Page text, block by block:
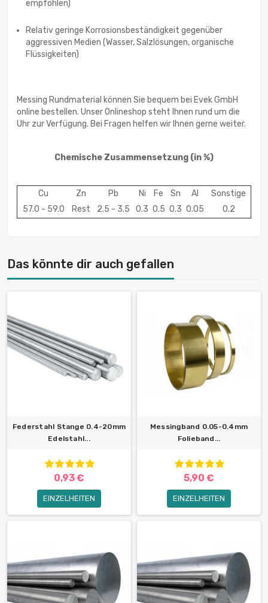
empfohlen)
Relativ geringe Korrosionsbeständigkeit gegenüber
aggressiven Medien (Wasser, Salzlösungen, organische
Flüssigkeiten)
Messing Rundmaterial können Sie bequem bei Evek GmbH
online bestellen. Unser Onlineshop steht Ihnen rund um die
Uhr zur Verfügung. Bei Fragen helfen wir Ihnen gerne weiter.
Chemische Zusammensetzung (in %)
Cu Zn Pb Ni Fe Sn Al
Sonstige
57.0 - 59.0
Rest 2.5 - 3.5 0.3 0.5 0.3 0.05 0.2
Das könnte dir auch gefallen
Federstahl Stange 0.4-20mm
Edelstahl...
0,93 €
EINZELHEITEN
Messingband 0.05-0.4mm
Folieband...
5,90 €
EINZELHEITEN